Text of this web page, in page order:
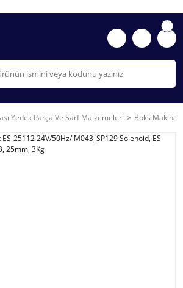
Yedek Parça Ve Sarf Malzemeleri Boks